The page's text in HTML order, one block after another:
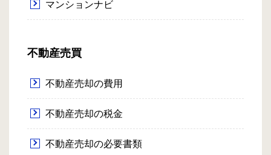
マンションナビ
不動産売買
不動産売却の費用
不動産売却の税金
不動産売却の必要書類